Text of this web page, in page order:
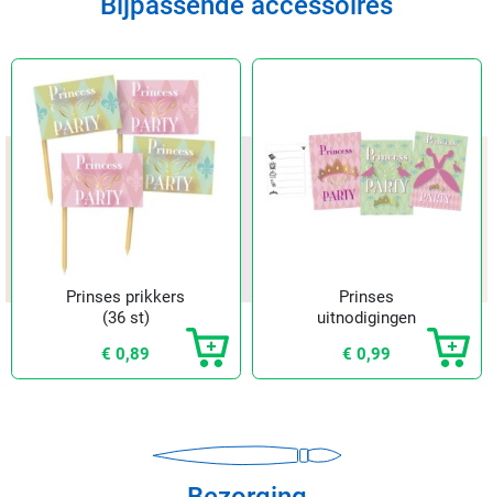
Prinses prikkers
(36 st)
€ 0,89
Prinses
uitnodigingen
€ 0,99